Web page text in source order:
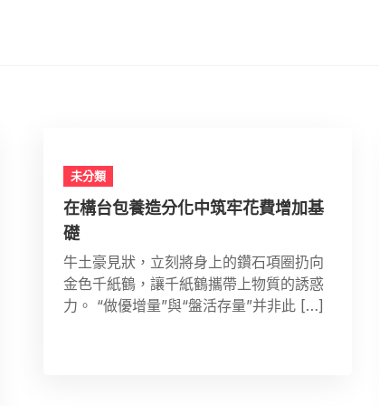
未分類
在構台包養造分化中筑牢花費增加基
礎
牛土豪見狀，立刻將身上的鑽石項圈扔向
金色千紙鶴，讓千紙鶴攜帶上物質的誘惑
力。 “做優增量”與“盤活存量”并非此 […]